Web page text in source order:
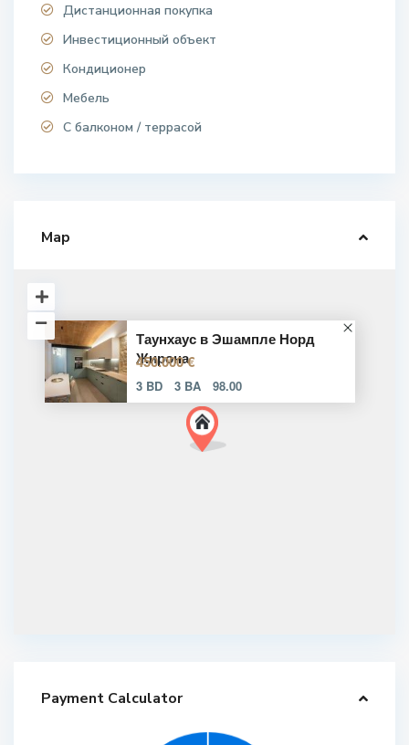
Дистанционная покупка
Инвестиционный объект
Кондиционер
Мебель
С балконом / террасой
Map
Таунхаус в Эшампле Норд
Жирона
450.000 €
3 BD 3 BA 98.00
Payment Calculator